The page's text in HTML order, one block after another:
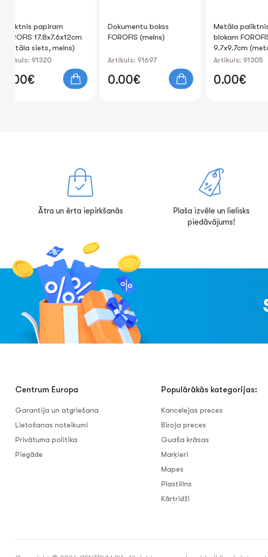
Dokumentu bokss
FOROFIS (melns)
Artikuls: 91697
0.00€
Metāla paliktnis papīra
blokam FOROFIS
9.7x9.7cm (metāla siets,
sudrabs)
Artikuls: 91305
0.00€
10
Ātra un ērta iepirkšanās
Plaša izvēle un lielisks
piedāvājums!
Centrum Europa
Garantija un atgriešana
Lietošanas noteikumi
Privātuma politika
Piegāde
Populārākās kategorijas:
Kancelejas preces
Biroja preces
Guaša krāsas
Marķieri
Mapes
Plastilīns
Kārtridži